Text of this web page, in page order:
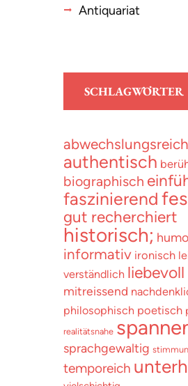
Antiquariat
SCHLAGWÖRTER
abwechslungsreich
authentisch
biographisch
faszinierend
gut recherchiert
historisch;
informativ ironisch
verständlich
mitreissend
philosophisch poetisch
realitätsnahe
sprachgewaltig
temporeich